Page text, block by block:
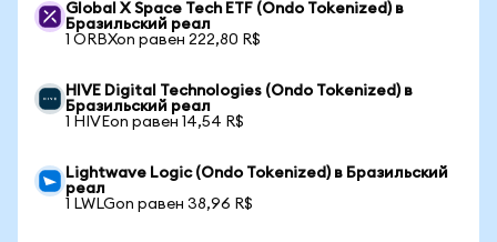
Global X Space Tech ETF (Ondo Tokenized) в
Бразильский реал
1 ORBXon равен 222,80 R$
HIVE Digital Technologies (Ondo Tokenized) в
Бразильский реал
1 HIVEon равен 14,54 R$
Lightwave Logic (Ondo Tokenized) в Бразильский
реал
1 LWLGon равен 38,96 R$